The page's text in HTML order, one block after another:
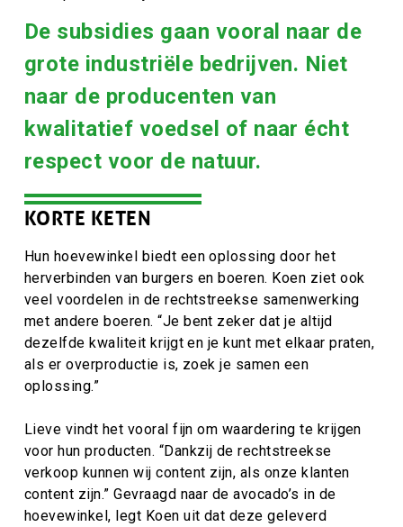
De subsidies gaan vooral naar de
grote industriële bedrijven. Niet
naar de producenten van
kwalitatief voedsel of naar écht
respect voor de natuur.
KORTE KETEN
Hun hoevewinkel biedt een oplossing door het
herverbinden van burgers en boeren. Koen ziet ook
veel voordelen in de rechtstreekse samenwerking
met andere boeren. “Je bent zeker dat je altijd
dezelfde kwaliteit krijgt en je kunt met elkaar praten,
als er overproductie is, zoek je samen een
oplossing.”
Lieve vindt het vooral fijn om waardering te krijgen
voor hun producten. “Dankzij de rechtstreekse
verkoop kunnen wij content zijn, als onze klanten
content zijn.” Gevraagd naar de avocado’s in de
hoevewinkel, legt Koen uit dat deze geleverd